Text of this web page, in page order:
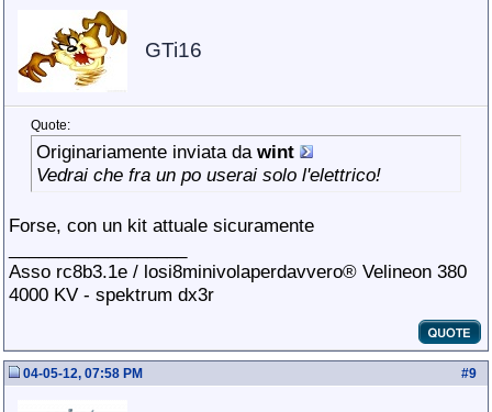
GTi16
Quote:
Originariamente inviata da wint
Vedrai che fra un po userai solo l'elettrico!
Forse, con un kit attuale sicuramente
Asso rc8b3.1e / losi8minivolaperdavvero® Velineon 380
4000 KV - spektrum dx3r
#9
04-05-12, 07:58 PM